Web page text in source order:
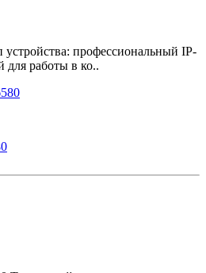
профессиональный IP-
для работы в ко..